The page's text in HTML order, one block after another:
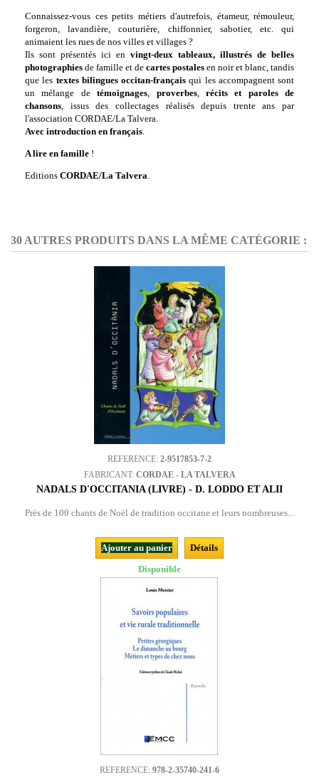
Connaissez-vous ces petits métiers d'autrefois, étameur, rémouleur,
forgeron, lavandière, couturière, chiffonnier, sabotier, etc. qui
animaient les rues de nos villes et villages ?
Ils sont présentés ici en vingt-deux tableaux, illustrés de belles
photographies de famille et de cartes postales en noir et blanc, tandis
que les textes bilingues occitan-français qui les accompagnent sont
un mélange detémoignages, proverbes, récits et paroles de
chansons, issus des collectages réalisés depuis trente ans par
l'association CORDAE/La Talvera.
Avec introduction en français.
A lire en famille !
Editions CORDAE/La Talvera.
30 AUTRES PRODUITS DANS LA MÊME CATÉGORIE :
REFERENCE: 2-9517853-7-2
FABRICANT: CORDAE - LA TALVERA
NADALS D'OCCITANIA (LIVRE) - D. LODDO ET ALII
Près de 100 chants de Noël de tradition occitane et leurs nombreuses...
Ajouter au panier
Détails
Disponible
REFERENCE: 978-2-35740-241-6